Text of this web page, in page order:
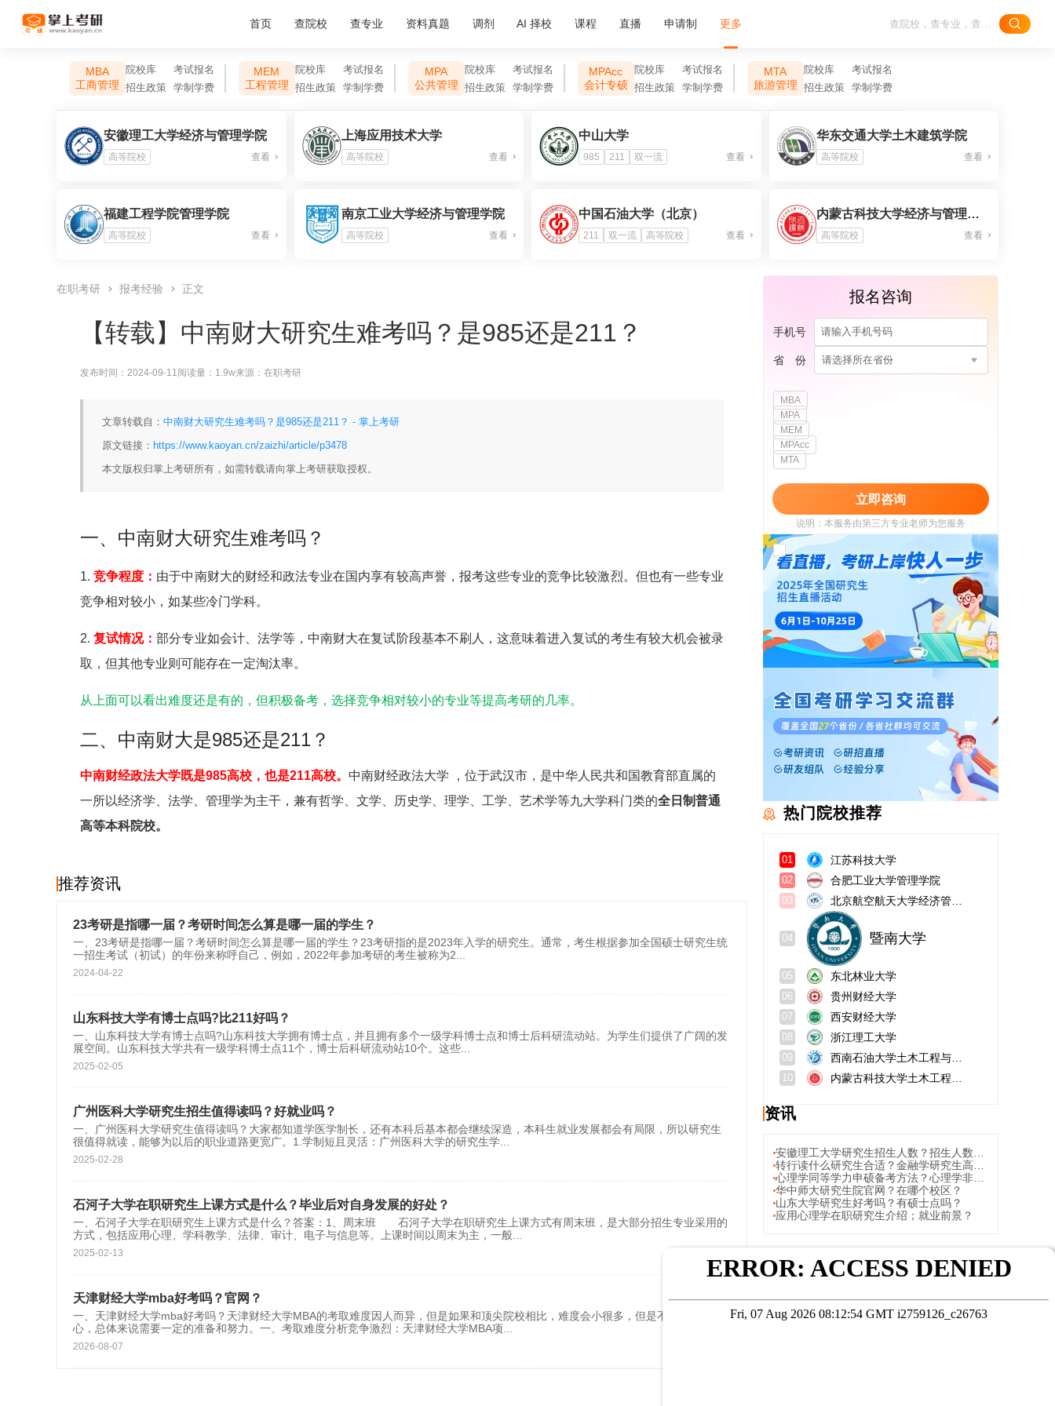
首页 查院校 查专业 资料真题 调剂 AI 择校 课程 直播 申请制 更多
MBA
工商管理
院校库
考试报名
招生政策
学制学费
MEM
工程管理
院校库
考试报名
招生政策
学制学费
MPA
公共管理
院校库
考试报名
招生政策
学制学费
MPAcc
会计专硕
院校库
考试报名
招生政策
学制学费
MTA
旅游管理
院校库
考试报名
招生政策
学制学费
安徽理工大学经济与管理学院
高等院校 查看
上海应用技术大学
高等院校 查看
中山大学
985 211 双一流 查看
华东交通大学土木建筑学院
高等院校 查看
福建工程学院管理学院
高等院校 查看
南京工业大学经济与管理学院
高等院校 查看
中国石油大学（北京）
211 双一流 高等院校 查看
内蒙古科技大学经济与管理学院
高等院校 查看
在职考研 报考经验 正文
【转载】 中南财大研究生难考吗？是985还是211？
发布时间： 2024-09-11阅读量： 1.9w来源： 在职考研
文章转载自： 中南财大研究生难考吗？是985还是211？ - 掌上考研
原文链接： https://www.kaoyan.cn/zaizhi/article/p3478
本文版权归掌上考研所有，如需转载请向掌上考研获取授权。
一、中南财大研究生难考吗？
1.竞争程度： 由于中南财大的财经和政法专业在国内享有较高声誉，报考这些专业的竞争比较激烈。但也有一些专业
竞争相对较小，如某些冷门学科。
2.复试情况：部分专业如会计、法学等，中南财大在复试阶段基本不刷人，这意味着进入复试的考生有较大机会被录
取，但其他专业则可能存在一定淘汰率。
从上面可以看出难度还是有的，但积极备考，选择竞争相对较小的专业等提高考研的几率。
二、中南财大是985还是211？
中南财经政法大学既是985高校，也是211高校。 中南财经政法大学 ，位于武汉市，是中华人民共和国教育部直属的
一所以经济学、法学、管理学为主干，兼有哲学、文学、历史学、理学、工学、艺术学等九大学科门类的全日制普通
高等本科院校。
推荐资讯
23考研是指哪一届？考研时间怎么算是哪一届的学生？
一、23考研是指哪一届？考研时间怎么算是哪一届的学生？23考研指的是2023年入学的研究生。通常，考生根据参加全国硕士研究生统
一招生考试（初试）的年份来称呼自己，例如，2022年参加考研的考生被称为2
2024-04-22
山东科技大学有博士点吗?比211好吗？
一、山东科技大学有博士点吗?‌山东科技大学拥有博士点，并且拥有多个一级学科博士点和博士后科研流动站。为学生们提供了广阔的发
展空间。‌‌山东科技大学共有一级学科博士点11个，博士后科研流动站10个。这些
2025-02-05
广州医科大学研究生招生值得读吗？好就业吗？
一、广州医科大学研究生值得读吗？大家都知道学医学制长，还有本科后基本都会继续深造，本科生就业发展都会有局限，所以研究生
很值得就读，能够为以后的职业道路更宽广。1.学制短且灵活‌：广州医科大学的研究生学
2025-02-28
石河子大学在职研究生上课方式是什么？毕业后对自身发展的好处？
一、石河子大学在职研究生上课方式是什么？答案：1、周末班 石河子大学在职研究生上课方式有周末班，是大部分招生专业采用的
方式，包括应用心理、学科教学、法律、审计、电子与信息等。上课时间以周末为主，一般
2025-02-13
天津财经大学mba好考吗？官网？
一、天津财经大学mba好考吗？天津财经大学MBA的考取难度因人而异，但是如果和顶尖院校相比，难度会小很多，但是不能掉以轻
心，总体来说需要一定的准备和努力。一、考取难度分析竞争激烈：天津财经大学MBA项
2026-08-07
报名咨询
手机号
省 份 请选择所在省份
MBA
MPA
MEM
MPAcc
MTA
立即咨询
说明：本服务由第三方专业老师为您服务
我已阅读并同意 《用户政策》
《用户服务
使用协议》
热门院校推荐
01 江苏科技大学
02 合肥工业大学管理学院
03
04 暨南大学
05 东北林业大学
06 贵州财经大学
07 西安财经大学
08 浙江理工大学
09
10
资讯
华中师大研究生院官网？在哪个校区？
山东大学研究生好考吗？有硕士点吗？
应用心理学在职研究生介绍；就业前景？